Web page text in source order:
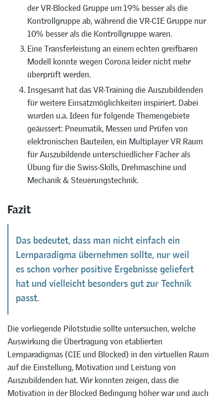
der VR-Blocked Gruppe um 19% besser als die
Kontrollgruppe ab, während die VR-CIE Gruppe nur
10% besser als die Kontrollgruppe waren.
Eine Transferleistung an einem echten greifbaren
Modell konnte wegen Corona leider nicht mehr
überprüft werden.
Insgesamt hat das VR-Training die Auszubildenden
für weitere Einsatzmöglichkeiten inspiriert. Dabei
wurden u.a. Ideen für folgende Themengebiete
geäussert: Pneumatik, Messen und Prüfen von
elektronischen Bauteilen, ein Multiplayer VR Raum
für Auszubildende unterschiedlicher Fächer als
Übung für die Swiss-Skills, Drehmaschine und
Mechanik & Steuerungstechnik.
Fazit
Das bedeutet, dass man nicht einfach ein
Lernparadigma übernehmen sollte, nur weil
es schon vorher positive Ergebnisse geliefert
hat und vielleicht besonders gut zur Technik
passt.
Die vorliegende Pilotstudie sollte untersuchen, welche
Auswirkung die Übertragung von etablierten
Lernparadigmas (CIE und Blocked) in den virtuellen Raum
auf die Einstellung, Motivation und Leistung von
Auszubildenden hat. Wir konnten zeigen, dass die
Motivation in der Blocked Bedingung höher war und auch